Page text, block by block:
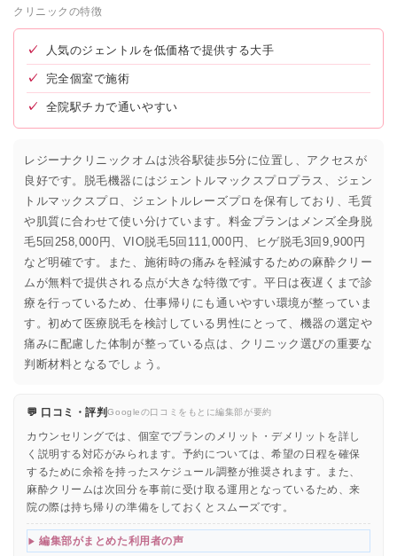
クリニックの特徴
✓ 人気のジェントルを低価格で提供する大手
✓ 完全個室で施術
✓ 全院駅チカで通いやすい
レジーナクリニックオムは渋谷駅徒歩5分に位置し、アクセスが
良好です。脱毛機器にはジェントルマックスプロプラス、ジェン
トルマックスプロ、ジェントルレーズプロを保有しており、毛質
や肌質に合わせて使い分けています。料金プランはメンズ全身脱
毛5回258,000円、VIO脱毛5回111,000円、ヒゲ脱毛3回9,900円
など明確です。また、施術時の痛みを軽減するための麻酔クリー
ムが無料で提供される点が大きな特徴です。平日は夜遅くまで診
療を行っているため、仕事帰りにも通いやすい環境が整っていま
す。初めて医療脱毛を検討している男性にとって、機器の選定や
痛みに配慮した体制が整っている点は、クリニック選びの重要な
判断材料となるでしょう。
💬 口コミ・評判Googleの口コミをもとに編集部が要約
カウンセリングでは、個室でプランのメリット・デメリットを詳し
く説明する対応がみられます。予約については、希望の日程を確保
するために余裕を持ったスケジュール調整が推奨されます。また、
麻酔クリームは次回分を事前に受け取る運用となっているため、来
院の際は持ち帰りの準備をしておくとスムーズです。
編集部がまとめた利用者の声